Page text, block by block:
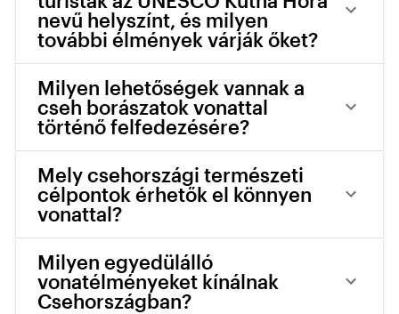
nevű helyszínt, és milyen
további élmények várják őket?
Milyen lehetőségek vannak a
cseh borászatok vonattal
történő felfedezésére?
Mely csehországi természeti
célpontok érhetők el könnyen
vonattal?
Milyen egyedülálló
vonatélményeket kínálnak
Csehországban?